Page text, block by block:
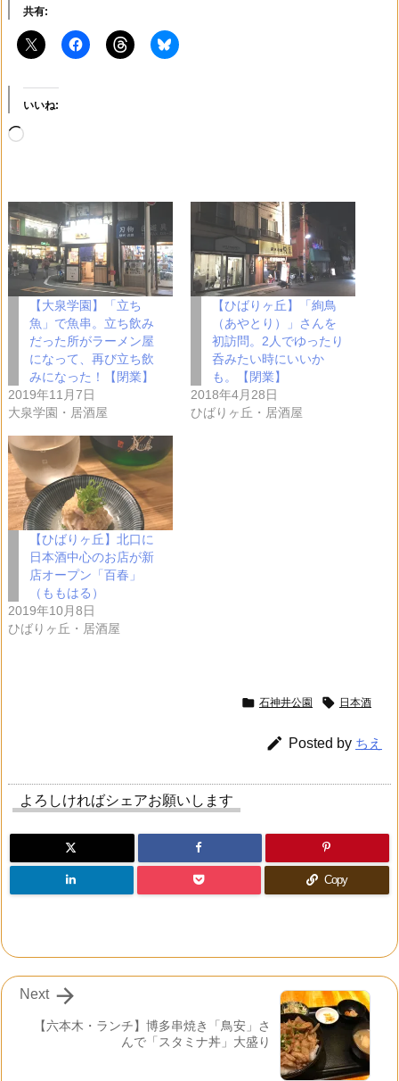
共有:
いいね:
み
中…
【大泉学園】「立ち
魚」で魚串。立ち飲み
だった所がラーメン屋
になって、再び立ち飲
みになった！【閉業】
2019年11月7日
大泉学園・居酒屋
【ひばりヶ丘】「絢鳥
（あやとり）」さんを
初訪問。2人でゆったり
呑みたい時にいいか
も。【閉業】
2018年4月28日
ひばりヶ丘・居酒屋
【ひばりヶ丘】北口に
日本酒中心のお店が新
店オープン「百春」
（ももはる）
2019年10月8日
ひばりヶ丘・居酒屋
 石神井公園  日本酒
 Posted by ちえ
よろしければシェアお願いします
Copy
【六本木・ランチ】博多串焼き「鳥安」さ
んで「スタミナ丼」大盛り

Next